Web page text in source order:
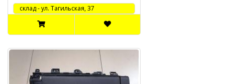
cклад - ул. Тагильская, 37